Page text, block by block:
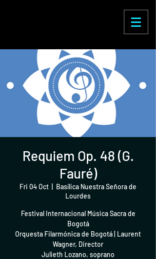
Requiem Op. 48 (G.
Fauré)
Fri 04 Oct
Basílica Nuestra Señora de
Lourdes
Festival Internacional Música Sacra de
Bogotá
Orquesta Filarmónica de Bogotá | Laurent
Wagner, Director
Julieth Lozano, soprano